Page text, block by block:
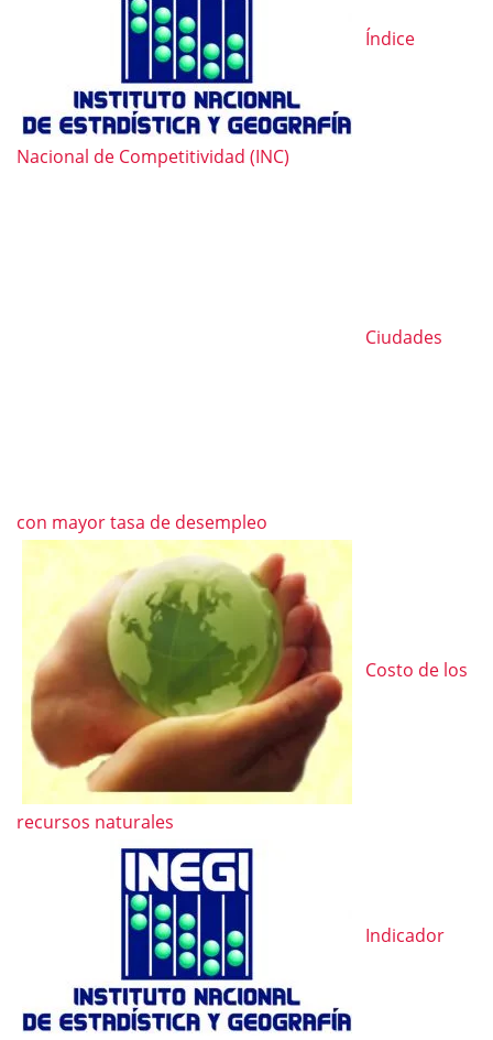
Índice
Nacional de Competitividad (INC)
Ciudades
con mayor tasa de desempleo
Costo de los
recursos naturales
Indicador